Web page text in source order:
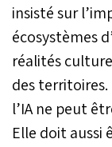
insisté sur
écosystèmes
réalités
des territoires.
l’IA ne peut
Elle doit aussi